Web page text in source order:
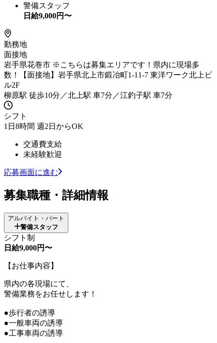
警備スタッフ
日給9,000円〜
勤務地
面接地
岩手県花巻市 ※こちらは募集エリアです！県内に現場多
数！【面接地】岩手県北上市鍛冶町1-11-7 東洋ワーク北上ビ
ル2F
柳原駅 徒歩10分／北上駅 車7分／江釣子駅 車7分
シフト
1日8時間 週2日からOK
交通費支給
未経験歓迎
応募画面に進む
募集職種・詳細情報
アルバイト・パート
警備スタッフ
シフト制
日給9,000円〜
【お仕事内容】
県内の各現場にて、
警備業務をお任せします！
●歩行者の誘導
●一般車両の誘導
●工事車両の誘導